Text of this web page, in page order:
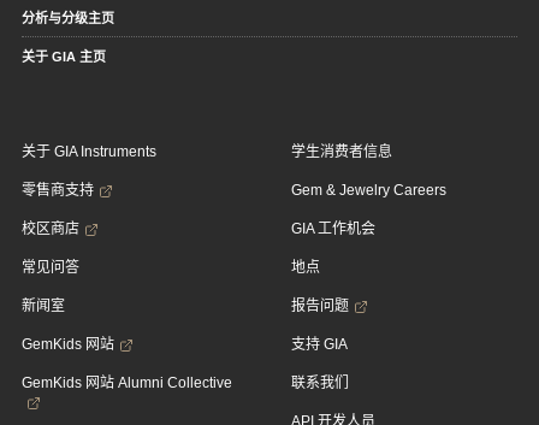
分析与分级主页
关于 GIA 主页
关于 GIA Instruments
零售商支持
校区商店
常见问答
新闻室
GemKids 网站
GemKids 网站 Alumni Collective
学生消费者信息
Gem & Jewelry Careers
GIA 工作机会
地点
报告问题
支持 GIA
联系我们